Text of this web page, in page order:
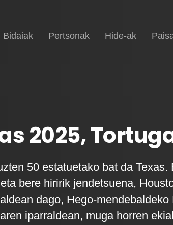
Bidaiak Pertsonak Hide-ak
2025,
50 estatuetako bat da Texas.
bere hiririk jendetsuena,
dago, Hego-mendebaldeko
iparraldean, muga horren